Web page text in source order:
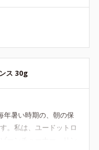
。 使い心地が良すぎ
ます。
ス 30g
年暑い時期の、朝の保
。私は、ユードットロ